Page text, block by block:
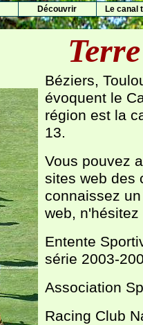
Découvrir Le canal
Béziers,
évoquent le
région est la
13.
Vous pouvez
sites web des
connaissez
web,
Entente
série 2003-
Association
Racing Club